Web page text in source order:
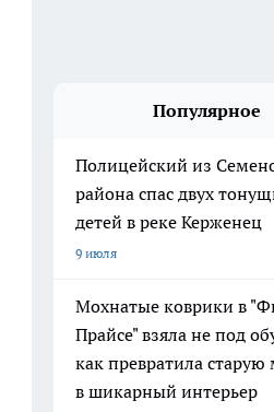
Популярное
Полицейский из
района спас двух
детей в реке Керженец
9 июля
Мохнатые коврики в
Прайсе" взяла не под
как превратила старую
в шикарный интерьер